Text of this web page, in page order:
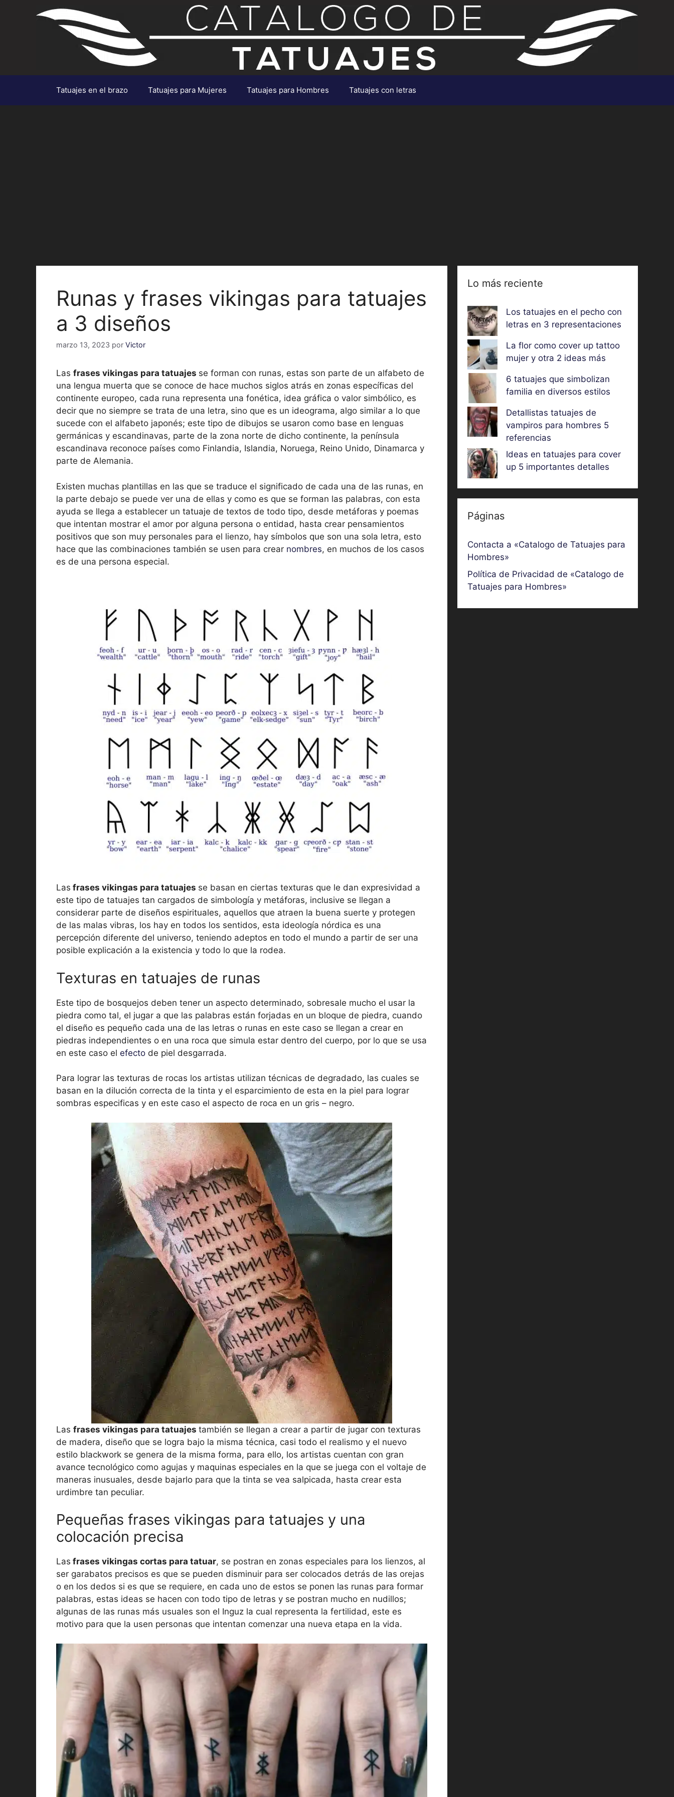
Tatuajes en el brazo Tatuajes para Mujeres Tatuajes para Hombres Tatuajes con letras
Runas y frases vikingas para tatuajes
a 3 diseños
marzo 13, 2023 por Victor
Las frases vikingas para tatuajes se forman con runas, estas son parte de un alfabeto de
una lengua muerta que se conoce de hace muchos siglos atrás en zonas específicas del
continente europeo, cada runa representa una fonética, idea gráfica o valor simbólico, es
decir que no siempre se trata de una letra, sino que es un ideograma, algo similar a lo que
sucede con el alfabeto japonés; este tipo de dibujos se usaron como base en lenguas
germánicas y escandinavas, parte de la zona norte de dicho continente, la península
escandinava reconoce países como Finlandia, Islandia, Noruega, Reino Unido, Dinamarca y
parte de Alemania.
Existen muchas plantillas en las que se traduce el significado de cada una de las runas, en
la parte debajo se puede ver una de ellas y como es que se forman las palabras, con esta
ayuda se llega a establecer un tatuaje de textos de todo tipo, desde metáforas y poemas
que intentan mostrar el amor por alguna persona o entidad, hasta crear pensamientos
positivos que son muy personales para el lienzo, hay símbolos que son una sola letra, esto
hace que las combinaciones también se usen para crear nombres, en muchos de los casos
es de una persona especial.
Las frases vikingas para tatuajes se basan en ciertas texturas que le dan expresividad a
este tipo de tatuajes tan cargados de simbología y metáforas, inclusive se llegan a
considerar parte de diseños espirituales, aquellos que atraen la buena suerte y protegen
de las malas vibras, los hay en todos los sentidos, esta ideología nórdica es una
percepción diferente del universo, teniendo adeptos en todo el mundo a partir de ser una
posible explicación a la existencia y todo lo que la rodea.
Texturas en tatuajes de runas
Este tipo de bosquejos deben tener un aspecto determinado, sobresale mucho el usar la
piedra como tal, el jugar a que las palabras están forjadas en un bloque de piedra, cuando
el diseño es pequeño cada una de las letras o runas en este caso se llegan a crear en
piedras independientes o en una roca que simula estar dentro del cuerpo, por lo que se usa
en este caso el efecto de piel desgarrada.
Para lograr las texturas de rocas los artistas utilizan técnicas de degradado, las cuales se
basan en la dilución correcta de la tinta y el esparcimiento de esta en la piel para lograr
sombras especificas y en este caso el aspecto de roca en un gris – negro.
Las frases vikingas para tatuajes también se llegan a crear a partir de jugar con texturas
de madera, diseño que se logra bajo la misma técnica, casi todo el realismo y el nuevo
estilo blackwork se genera de la misma forma, para ello, los artistas cuentan con gran
avance tecnológico como agujas y maquinas especiales en la que se juega con el voltaje de
maneras inusuales, desde bajarlo para que la tinta se vea salpicada, hasta crear esta
urdimbre tan peculiar.
Pequeñas frases vikingas para tatuajes y una
colocación precisa
Las frases vikingas cortas para tatuar, se postran en zonas especiales para los lienzos, al
ser garabatos precisos es que se pueden disminuir para ser colocados detrás de las orejas
o en los dedos si es que se requiere, en cada uno de estos se ponen las runas para formar
palabras, estas ideas se hacen con todo tipo de letras y se postran mucho en nudillos;
algunas de las runas más usuales son el Inguz la cual representa la fertilidad, este es
motivo para que la usen personas que intentan comenzar una nueva etapa en la vida.
Lo más reciente
Los tatuajes en el pecho con
letras en 3 representaciones
La flor como cover up tattoo
mujer y otra 2 ideas más
6 tatuajes que simbolizan
familia en diversos estilos
Detallistas tatuajes de
vampiros para hombres 5
referencias
Ideas en tatuajes para cover
up 5 importantes detalles
Páginas
Contacta a «Catalogo de Tatuajes para
Hombres»
Política de Privacidad de «Catalogo de
Tatuajes para Hombres»